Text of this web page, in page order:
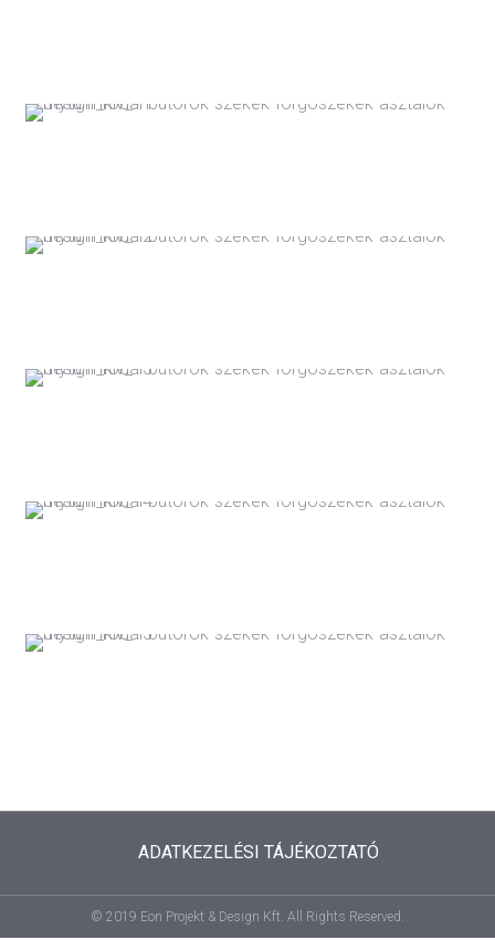
ADATKEZELÉSI TÁJÉKOZTATÓ
© 2019 Eon Projekt & Design Kft. All Rights Reserved.